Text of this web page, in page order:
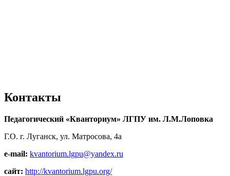
Контакты
Педагогический «Кванториум» ЛГПУ им. Л.М.Лоповка
Г.О. г. Луганск, ул. Матросова, 4а
e-mail: kvantorium.lgpu@yandex.ru
сайт: http://kvantorium.lgpu.org/